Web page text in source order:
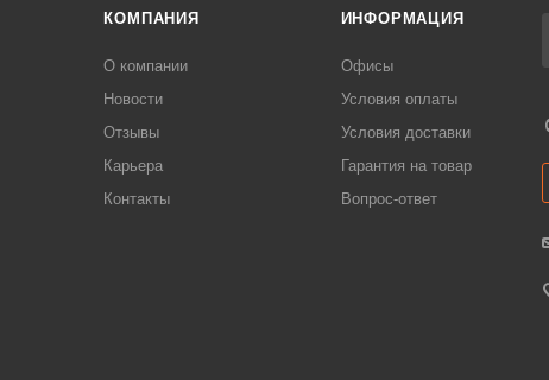
КОМПАНИЯ
О компании
Новости
Отзывы
Карьера
Контакты
ИНФОРМАЦИЯ
Офисы
Условия оплаты
Условия доставки
Гарантия на товар
Вопрос-ответ